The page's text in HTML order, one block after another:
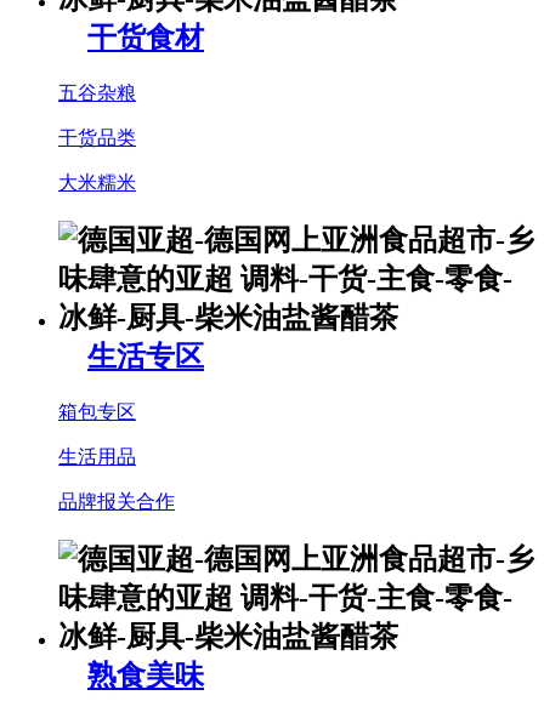
干货食材
五谷杂粮
干货品类
大米糯米
生活专区
箱包专区
生活用品
品牌报关合作
熟食美味